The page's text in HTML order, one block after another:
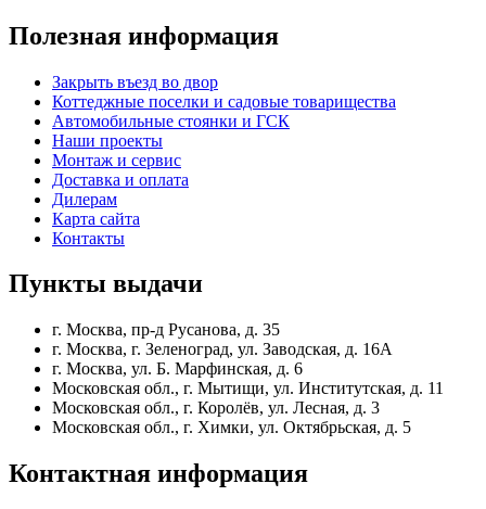
Полезная информация
Закрыть въезд во двор
Коттеджные поселки и садовые товарищества
Автомобильные стоянки и ГСК
Наши проекты
Монтаж и сервис
Доставка и оплата
Дилерам
Карта сайта
Контакты
Пункты выдачи
г. Москва, пр-д Русанова, д. 35
г. Москва, г. Зеленоград, ул. Заводская, д. 16А
г. Москва, ул. Б. Марфинская, д. 6
Московская обл., г. Мытищи, ул. Институтская, д. 11
Московская обл., г. Королёв, ул. Лесная, д. 3
Московская обл., г. Химки, ул. Октябрьская, д. 5
Контактная информация